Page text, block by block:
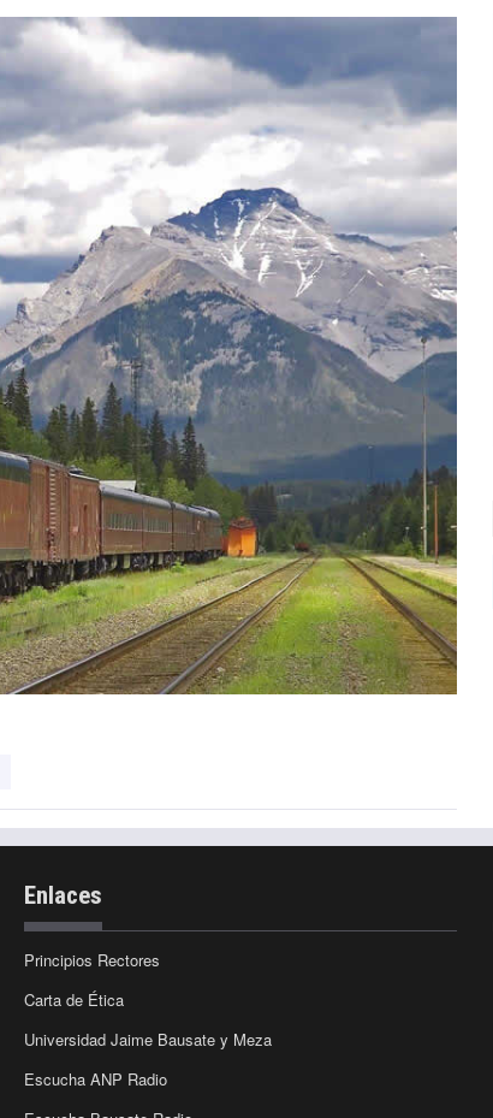
Enlaces
Principios Rectores
Carta de Ética
Universidad Jaime Bausate y Meza
Escucha ANP Radio